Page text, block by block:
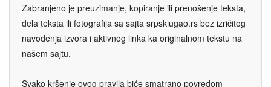
Zabranjeno je preuzimanje, kopiranje ili prenošenje teksta,
dela teksta ili fotografija sa sajta srpskiugao.rs bez izričitog
navođenja izvora i aktivnog linka ka originalnom tekstu na
našem sajtu.
Svako kršenje ovog pravila biće smatrano povredom